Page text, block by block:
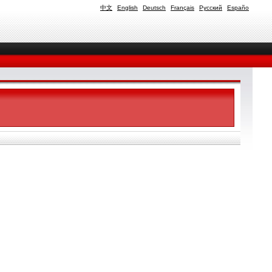
中文 English Deutsch Français Русский Españo